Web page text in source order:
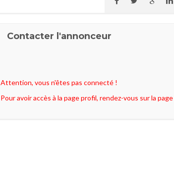
Contacter l'annonceur
Attention, vous n'êtes pas connecté !
Pour avoir accès à la page profil, rendez-vous sur la page